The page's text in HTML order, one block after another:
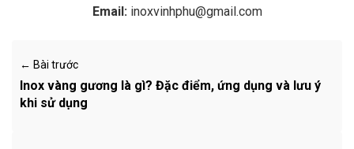
Email: inoxvinhphu@gmail.com
← Bài trước
Inox vàng gương là gì? Đặc điểm, ứng dụng và lưu ý
khi sử dụng